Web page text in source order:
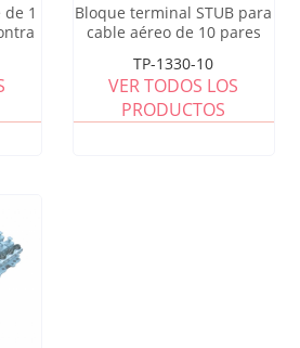
1
de
Bloque terminal STUB para
cable aéreo de 10 pares
protección, relleno de
grasa
TP-1330-10
VER TODOS LOS
PRODUCTOS